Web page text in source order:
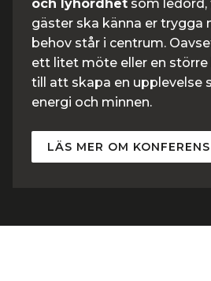
och lyhördhet som
gäster ska känna er trygga
behov står i centrum.
ett litet möte eller en större
till att skapa en upplevelse
energi och minnen.
LÄS MER OM KONFERENS